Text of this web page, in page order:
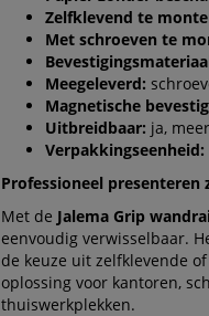
Zelfklevend te
Met schroeven te
Meegeleverd:
Magnetische
Uitbreidbaar: ja,
Verpakkingseenheid:
Professioneel presenteren
Met de Jalema Grip
eenvoudig verwisselbaar.
de keuze uit zelfklevende
oplossing voor kantoren,
thuiswerkplekken.